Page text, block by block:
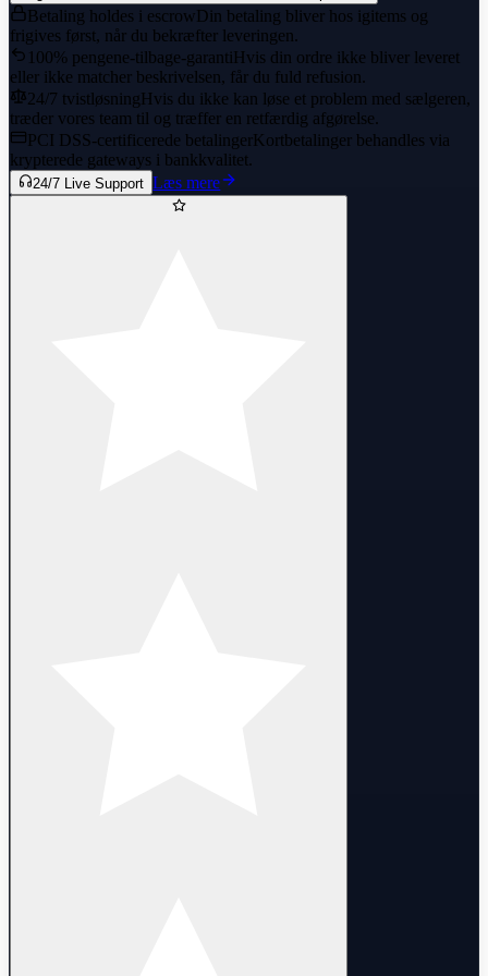
LOADED INVENTORY💥
EMAIL+NUMBER OTHER EMPTY
Betaling holdes i escrow Din betaling bliver hos igitems og
frigives først, når du bekræfter leveringen.
100% pengene-tilbage-garanti Hvis din ordre ikke bliver leveret
eller ikke matcher beskrivelsen, får du fuld refusion.
24/7 tvistløsning Hvis du ikke kan løse et problem med sælgeren,
træder vores team til og træffer en retfærdig afgørelse.
PCI DSS-certificerede betalinger Kortbetalinger behandles via
krypterede gateways i bankkvalitet.
24/7 Live Support Læs mere